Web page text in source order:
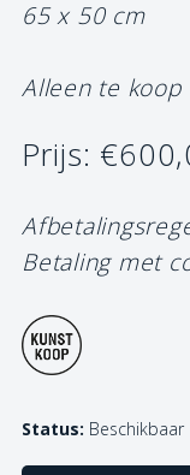
65 x 50 cm
Alleen te koop
Prijs:
Betaling met
Status: Beschikbaar